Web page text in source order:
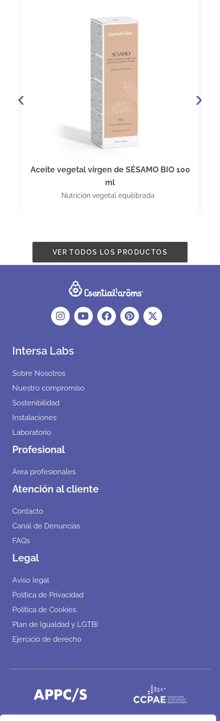
Aceite vegetal virgen de SÉSAMO BIO 100
ml
Nutrición vegetal equilibrada
VER TODOS LOS PRODUCTOS
Intersa Labs
Sobre Nosotros
Nuestro compromiso
Sostenibilidad
Instalaciones
Laboratorio
Profesional
Área profesionales
Atención al cliente
Contacto
Canal de Denuncias
FAQs
Legal
Aviso legal
Política de Privacidad
Política de Cookies
Plan de Igualdad y LGTBI
Ejercicio de derecho